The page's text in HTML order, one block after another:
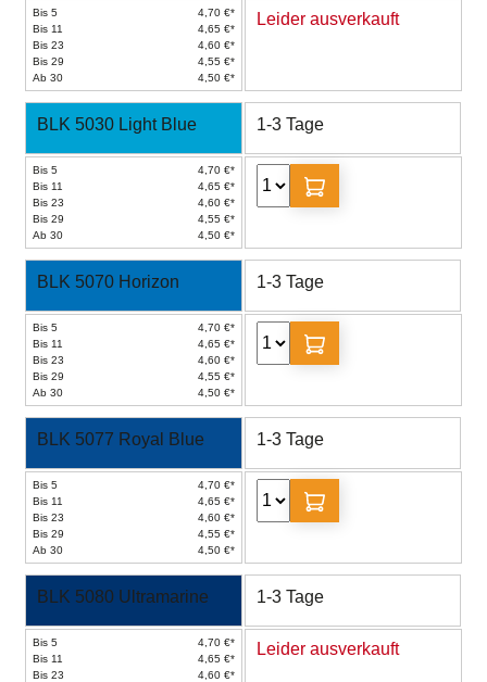
Bis 5
4,70 €*
Bis 11
4,65 €*
Bis 23
4,60 €*
Bis 29
4,55 €*
Ab 30
4,50 €*
Leider ausverkauft
BLK 5030 Light Blue 1-3 Tage
Bis 5
4,70 €*
Bis 11
4,65 €*
Bis 23
4,60 €*
Bis 29
4,55 €*
Ab 30
4,50 €*
BLK 5070 Horizon 1-3 Tage
Bis 5
4,70 €*
Bis 11
4,65 €*
Bis 23
4,60 €*
Bis 29
4,55 €*
Ab 30
4,50 €*
BLK 5077 Royal Blue 1-3 Tage
Bis 5
4,70 €*
Bis 11
4,65 €*
Bis 23
4,60 €*
Bis 29
4,55 €*
Ab 30
4,50 €*
BLK 5080 Ultramarine 1-3 Tage
Bis 5
4,70 €*
Bis 11
4,65 €*
Bis 23
4,60 €*
Leider ausverkauft